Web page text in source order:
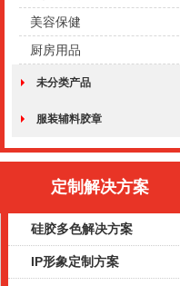
美容保健
厨房用品
未分类产品
服装辅料胶章
定制解决方案
硅胶多色解决方案
IP形象定制方案